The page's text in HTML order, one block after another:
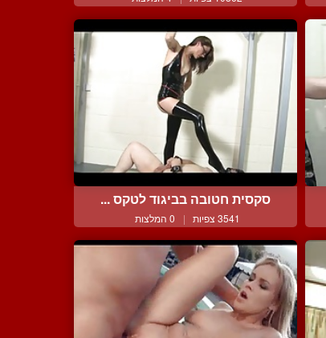
סקסית חטובה בביגוד לטקס ...
3541 צפיות | 0 המלצות